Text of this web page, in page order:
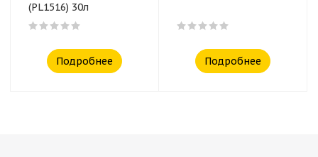
(PL1516) 30л
Подробнее Подробнее